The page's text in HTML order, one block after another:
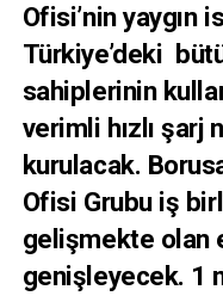
Ofisi’nin yaygın
Türkiye’deki
sahiplerinin
verimli hızlı şarj
kurulacak.
Ofisi Grubu iş
gelişmekte olan
genişleyecek. 1